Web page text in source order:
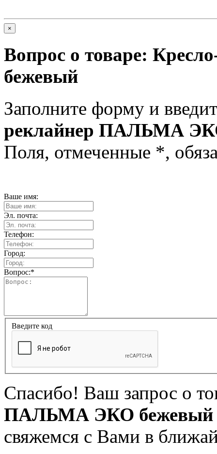
×
Вопрос о товаре:
бежевый
Заполните форму и
реклайнер ПАЛЬМА
Поля, отмеченные *,
Ваше имя:
Эл. почта:
Телефон:
Город:
Вопрос:*
Введите код
Спасибо! Ваш запрос о
ПАЛЬМА ЭКО бежевый
свяжемся с Вами в